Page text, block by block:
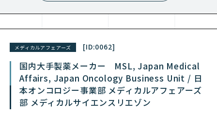
メディカルアフェアーズ [ID:0062]
国内大手製薬メーカー MSL, Japan Medical
Affairs, Japan Oncology Business Unit / 日
本オンコロジー事業部 メディカルアフェアーズ
部 メディカルサイエンスリエゾン